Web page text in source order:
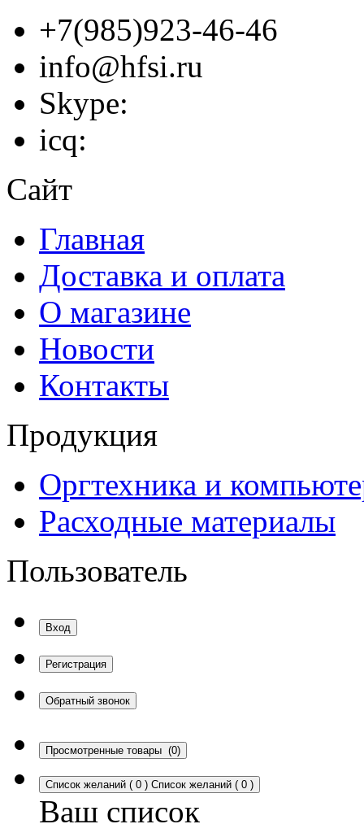
+7(985)923-46-46
info@hfsi.ru
Skype:
icq:
Сайт
Главная
Доставка и оплата
О магазине
Новости
Контакты
Продукция
Оргтехника и
Расходные материалы
Пользователь
Вход
Регистрация
Обратный звонок
Просмотренные товары (0)
Список желаний ( 0 ) Список желаний ( 0 )
Ваш список